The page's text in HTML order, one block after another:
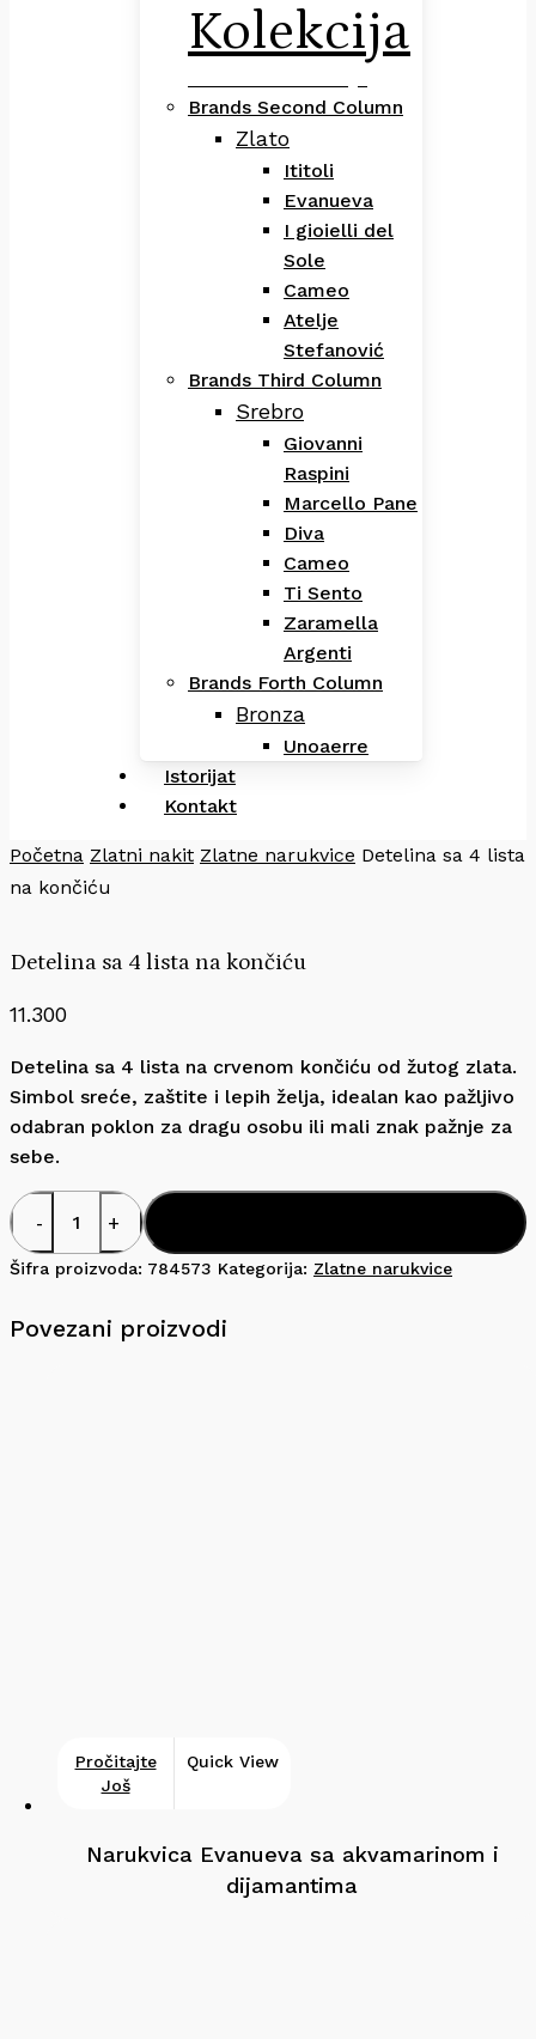
Kolekcija
Brands Second Column
Zlato
Ititoli
Evanueva
I gioielli del
Sole
Cameo
Atelje
Stefanović
Brands Third Column
Srebro
Giovanni
Raspini
Marcello Pane
Diva
Cameo
Ti Sento
Zaramella
Argenti
Brands Forth Column
Bronza
Unoaerre
Istorijat
Kontakt
Početna Zlatni nakit Zlatne narukvice Detelina sa 4 lista
na končiću
Detelina sa 4 lista na končiću
11.300
Detelina sa 4 lista na crvenom končiću od žutog zlata.
Simbol sreće, zaštite i lepih želja, idealan kao pažljivo
odabran poklon za dragu osobu ili mali znak pažnje za
sebe.
Detelina
sa
4
na
Šifra proizvoda: 784573 Kategorija: Zlatne narukvice
Povezani proizvodi
Pročitajte
Još
Quick View
Narukvica Evanueva sa akvamarinom i
dijamantima